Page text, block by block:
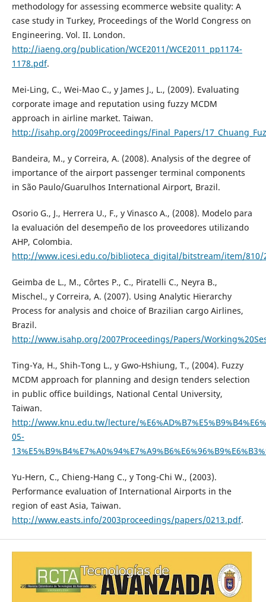
methodology for assessing ecommerce website quality: A
case study in Turkey, Proceedings of the World Congress on
Engineering. Vol. II. London.
http://iaeng.org/publication/WCE2011/WCE2011_pp1174-
1178.pdf.
Mei-Ling, C., Wei-Mao C., y James J., L., (2009). Evaluating
corporate image and reputation using fuzzy MCDM
approach in airline market. Taiwan.
http://isahp.org/2009Proceedings/Final_Papers/
Bandeira, M., y Correira, A. (2008). Analysis of the degree of
importance of the airport passenger terminal components
in São Paulo/Guarulhos International Airport, Brazil.
Osorio G., J., Herrera U., F., y Vinasco A., (2008). Modelo para
la evaluación del desempeño de los proveedores utilizando
AHP, Colombia.
http://www.icesi.edu.co/biblioteca_digital/bitstream/item/810/
Geimba de L., M., Côrtes P., C., Piratelli C., Neyra B.,
Mischel., y Correira, A. (2007). Using Analytic Hierarchy
Process for analysis and choice of Brazilian cargo Airlines,
Brazil.
http://www.isahp.org/2007Proceedings/Papers/
Ting-Ya, H., Shih-Tong L., y Gwo-Hshiung, T., (2004). Fuzzy
MCDM approach for planning and design tenders selection
in public office buildings, National Cental University,
Taiwan.
http://www.knu.edu.tw/lecture/
05-
Yu-Hern, C., Chieng-Hang C., y Tong-Chi W., (2003).
Performance evaluation of International Airports in the
region of east Asia, Taiwan.
http://www.easts.info/2003proceedings/papers/0213.pdf.